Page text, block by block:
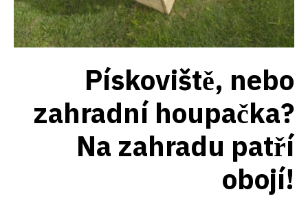
Pískoviště, nebo
zahradní houpačka?
Na zahradu patří
obojí!